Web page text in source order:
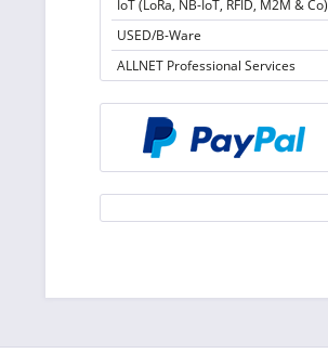
IoT (LoRa, NB-IoT, RFID, M2M & Co)
USED/B-Ware
ALLNET Professional Services